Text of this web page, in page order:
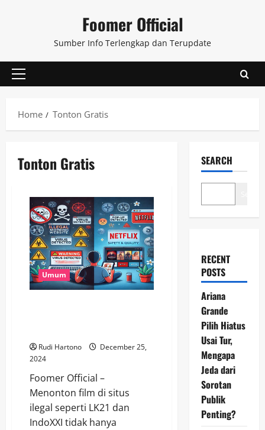
Foomer Official
Sumber Info Terlengkap dan Terupdate
Primary
Home
Tonton Gratis
Tonton Gratis
Umum
Rudi Hartono
December 25,
2024
Foomer Official –
Menonton film di situs
ilegal seperti LK21 dan
IndoXXI tidak hanya
SEARCH
RECENT
POSTS
Ariana
Grande
Pilih Hiatus
Usai Tur,
Mengapa
Jeda dari
Sorotan
Publik
Penting?